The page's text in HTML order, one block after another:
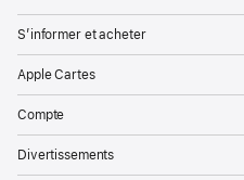
S’informer et acheter
Apple Cartes
Compte
Divertissements